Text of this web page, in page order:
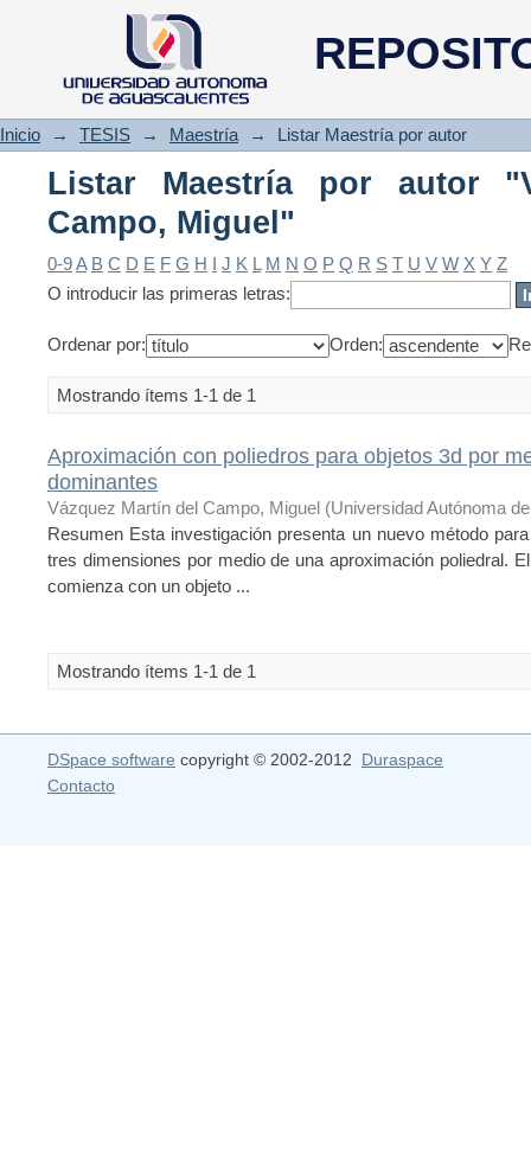
Listar Maestría por autor
Inicio → TESIS → Maestría → Listar Maestría por autor
Listar Maestría por autor
Campo, Miguel"
0-9A B C D E F G H I J K L M N O P Q R S T U V W X Y Z
O introducir las primeras letras:
Ordenar por: Orden:
Mostrando ítems 1-1 de 1
Aproximación con poliedros para objetos 3d por
dominantes
Vázquez Martín del Campo, Miguel (Universidad Autónoma
Resumen Esta investigación presenta un nuevo método
tres dimensiones por medio de una aproximación poliedral.
comienza con un objeto ...
Mostrando ítems 1-1 de 1
DSpace software copyright © 2002-2012 Duraspace
Contacto